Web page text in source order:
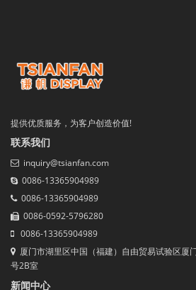
提供优质服务，为客户创造价值!
联系我们
inquiry@tsianfan.com
0086-13365904989
0086-13365904989
0086-0592-5796280
0086-13365904989
厦门市湖里区中国（福建）自由贸易试验区厦
号2B室
新闻中心